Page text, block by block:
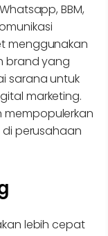
BBM,
menggunakan
brand yang
sarana untuk
marketing.
mempopulerkan
perusahaan
lebih cepat